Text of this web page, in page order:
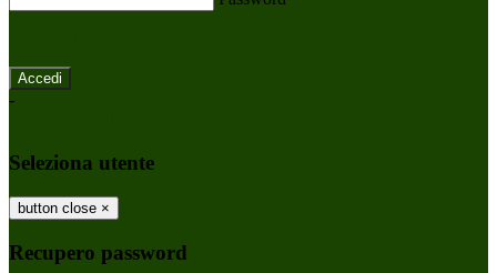
-
Seleziona utente
button close ×
Recupero password